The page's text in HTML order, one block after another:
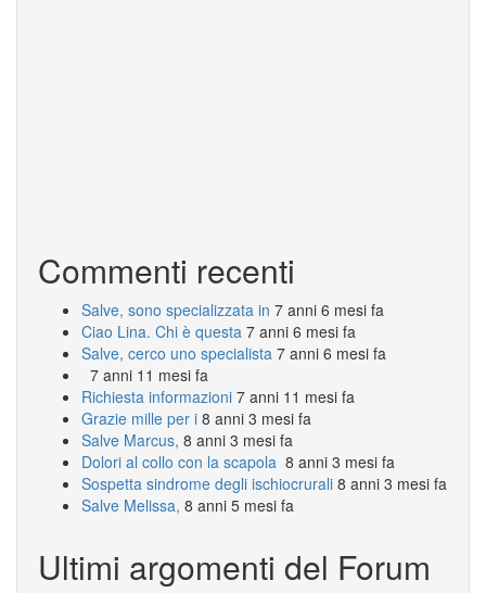
Commenti recenti
Salve, sono specializzata in 7 anni 6 mesi fa
Ciao Lina. Chi è questa 7 anni 6 mesi fa
Salve, cerco uno specialista 7 anni 6 mesi fa
7 anni 11 mesi fa
Richiesta informazioni 7 anni 11 mesi fa
Grazie mille per i 8 anni 3 mesi fa
Salve Marcus, 8 anni 3 mesi fa
Dolori al collo con la scapola 8 anni 3 mesi fa
Sospetta sindrome degli ischiocrurali 8 anni 3 mesi fa
Salve Melissa, 8 anni 5 mesi fa
Ultimi argomenti del Forum